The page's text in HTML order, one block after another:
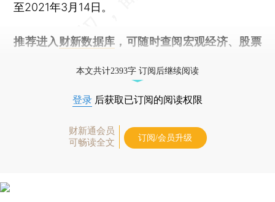
至2021年3月14日。
推荐进入 财新数据库 ，可随时查阅宏观经济、股票
本文共计2393字 订阅后继续阅读
登录 后获取已订阅的阅读权限
财新通会员
可畅读全文
订阅/会员升级